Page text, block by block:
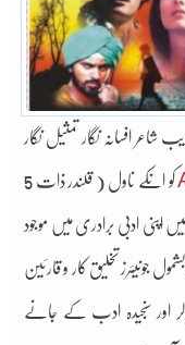
افسانہ نگار تمثیل نگار
Sahib کو انکے ناول ( قلندر ذات 5
اپنی ادبی برادری میں موجود
جونیئرز تخلیق کار و قارئین
اور سنجیدہ ادب کے جانے